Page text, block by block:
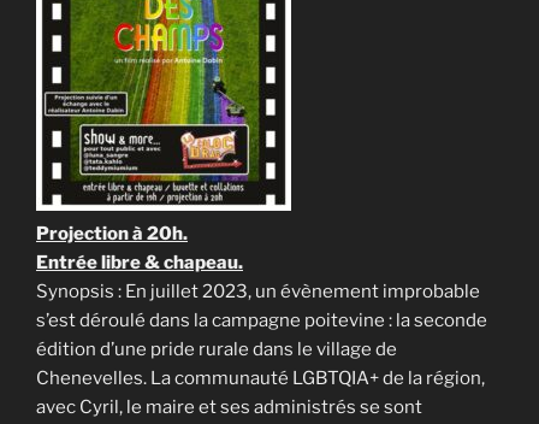
Projection à 20h.
Entrée libre & chapeau.
Synopsis : En juillet 2023, un évènement improbable
s’est déroulé dans la campagne poitevine : la seconde
édition d’une pride rurale dans le village de
Chenevelles. La communauté LGBTQIA+ de la région,
avec Cyril, le maire et ses administrés se sont